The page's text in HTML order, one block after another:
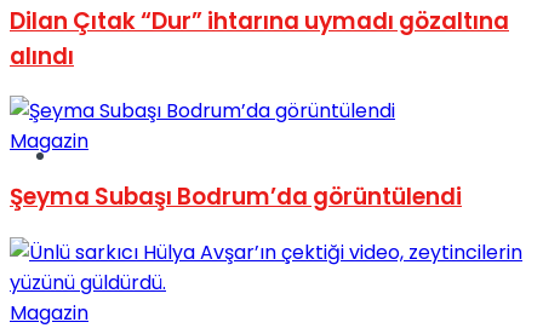
Müzik
View All Result
Dilan Çıtak “Dur” ihtarına uymadı gözaltına
alındı
Magazin
Şeyma Subaşı Bodrum’da görüntülendi
Magazin